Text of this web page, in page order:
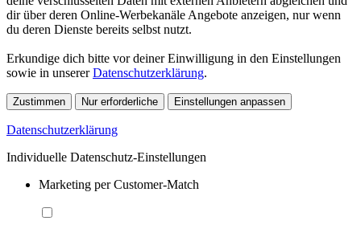
dir über deren Online-Werbekanäle Angebote anzeigen, nur wenn
du deren Dienste bereits selbst nutzt.
Erkundige dich bitte vor deiner Einwilligung in den Einstellungen
sowie in unsererDatenschutzerklärung.
Zustimmen Nur erforderliche Einstellungen anpassen
Datenschutzerklärung
Individuelle Datenschutz-Einstellungen
Marketing per Customer-Match